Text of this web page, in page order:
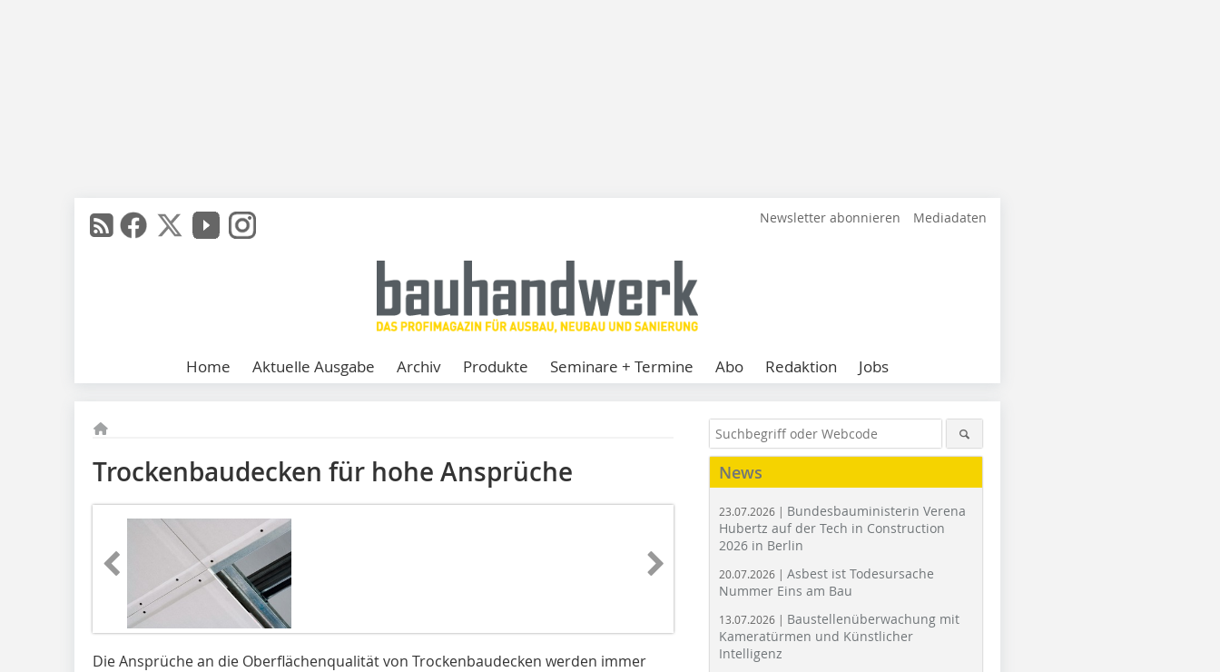
Newsletter abonnieren Mediadaten
Home Aktuelle Ausgabe Archiv Produkte Seminare + Termine Abo Redaktion Jobs
Trockenbaudecken für hohe Ansprüche
Die Ansprüche an die Oberflächenqualität von Trockenbaudecken werden immer
News
23.07.2026 | Bundesbauministerin Verena
Hubertz auf der Tech in Construction
2026 in Berlin
20.07.2026 | Asbest ist Todesursache
Nummer Eins am Bau
13.07.2026 | Baustellenüberwachung mit
Kameratürmen und Künstlicher
Intelligenz